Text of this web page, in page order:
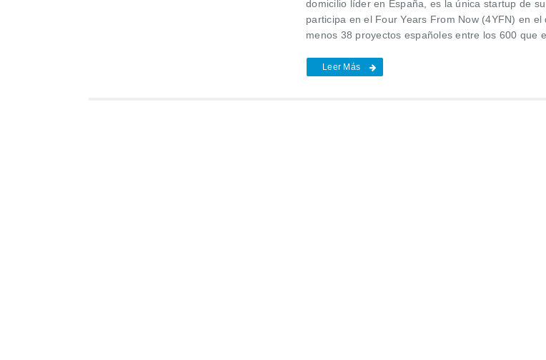
domicilio líder en España, es la única startup de
participa en el Four Years From Now (4YFN) en el
menos 38 proyectos españoles entre los 600 que
Leer Más